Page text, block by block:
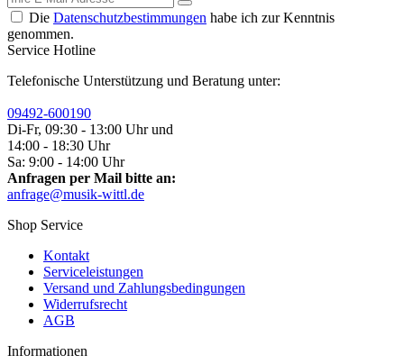
Die Datenschutzbestimmungen habe ich zur Kenntnis
genommen.
Service Hotline
Telefonische Unterstützung und Beratung unter:
09492-600190
Di-Fr, 09:30 - 13:00 Uhr und
14:00 - 18:30 Uhr
Sa: 9:00 - 14:00 Uhr
Anfragen per Mail bitte an:
anfrage@musik-wittl.de
Shop Service
Kontakt
Serviceleistungen
Versand und Zahlungsbedingungen
Widerrufsrecht
AGB
Informationen